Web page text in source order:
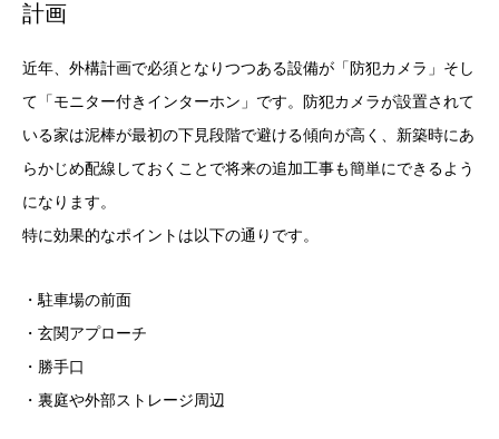
計画
近年、外構計画で必須となりつつある設備が「防犯カメラ」そし
て「モニター付きインターホン」です。防犯カメラが設置されて
いる家は泥棒が最初の下見段階で避ける傾向が高く、新築時にあ
らかじめ配線しておくことで将来の追加工事も簡単にできるよう
になります。
特に効果的なポイントは以下の通りです。
・駐車場の前面
・玄関アプローチ
・勝手口
・裏庭や外部ストレージ周辺